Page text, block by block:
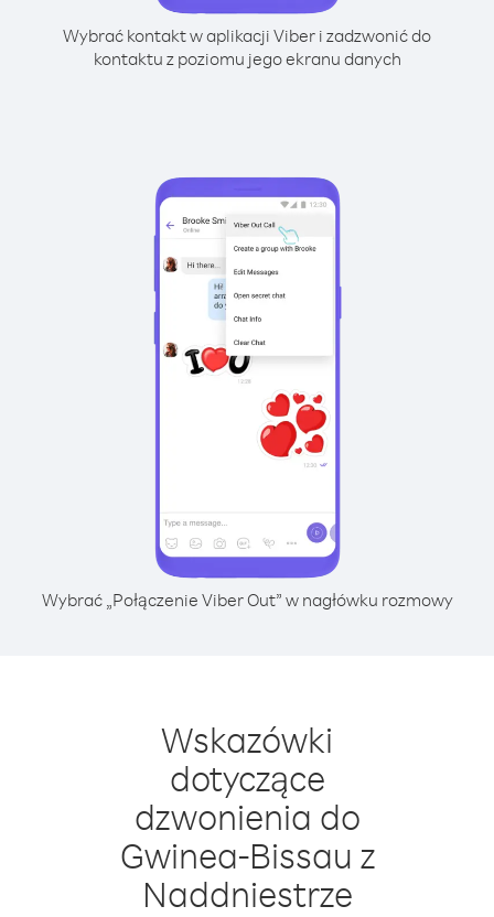
Wybrać kontakt w aplikacji Viber i zadzwonić do
kontaktu z poziomu jego ekranu danych
Wybrać „Połączenie Viber Out” w nagłówku rozmowy
Wskazówki
dotyczące
dzwonienia do
Gwinea-Bissau z
Naddniestrze